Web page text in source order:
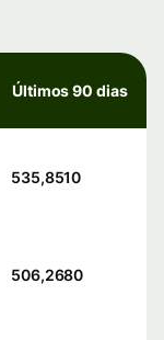
Últimos 90 dias
535,8510
506,2680